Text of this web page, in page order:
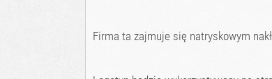
Firma ta zajmuje się natryskowym